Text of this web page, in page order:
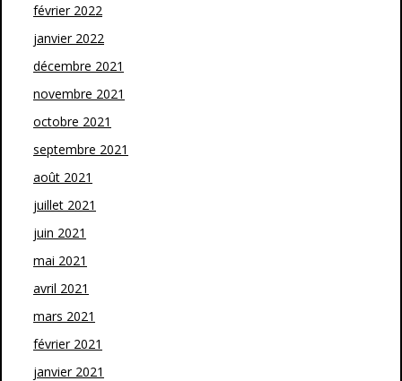
février 2022
janvier 2022
décembre 2021
novembre 2021
octobre 2021
septembre 2021
août 2021
juillet 2021
juin 2021
mai 2021
avril 2021
mars 2021
février 2021
janvier 2021